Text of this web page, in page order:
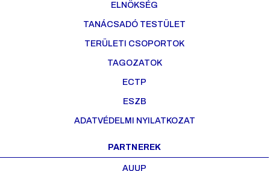
ELNÖKSÉG
TANÁCSADÓ TESTÜLET
TERÜLETI CSOPORTOK
TAGOZATOK
ECTP
ESZB
ADATVÉDELMI NYILATKOZAT
PARTNEREK
AUUP